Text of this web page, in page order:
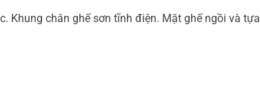
Khung chân ghế sơn tĩnh điện. Mặt ghế ngồi và tựa